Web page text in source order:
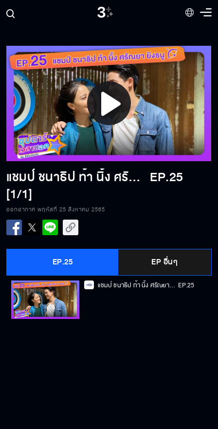
Play
Video
แชมป์ ชนาธิป ท้า นิ้ง ศรัณยา ยิงธนู ตัวต่อตัว EP.25
[1/1]
ออกอากาศ พฤหัสที่ 25 สิงหาคม 2565
EP.25 EP อื่นๆ
แชมป์ ชนาธิป ท้า นิ้ง ศรัณยา ยิงธนู ตัวต่อตัว EP.25